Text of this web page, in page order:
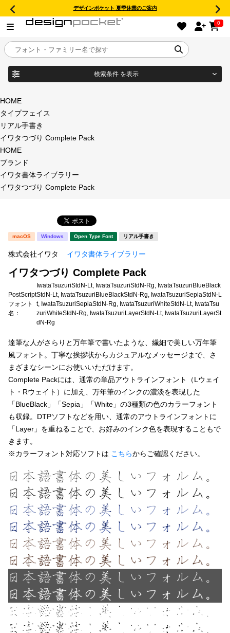
デザインポケット 夏季休業のご案内
0
目的別フォントガイド
特集
年間ライセンス商品
新着一覧
カート
マイページ
お気に入り
ご利用ガイド
よくあるご質問
お問い合わせ
検索条件 を表示
商品名
タイプフェイス
明朝体
角ゴシック
宋朝体 清朝体
教科書体 行書体
草書体
江戸文字 デザイン毛筆
すべてを表示
太さ・ウェイト
セット or 単体
文字種類
価格帯
〜
リセット 検索
HOME
タイプフェイス
リアル手書き
イワタつづり Complete Pack
HOME
ブランド
イワタ書体ライブラリー
イワタつづり Complete Pack
macOS Windows Open Type Font リアル手書き
株式会社イワタ イワタ書体ライブラリー
イワタつづり Complete Pack
PostScript
フォント
名：
IwataTsuzuriStdN-Lt, IwataTsuzuriStdN-Rg, IwataTsuzuriBlueBlack
StdN-Lt, IwataTsuzuriBlueBlackStdN-Rg, IwataTsuzuriSepiaStdN-L
t, IwataTsuzuriSepiaStdN-Rg, IwataTsuzuriWhiteStdN-Lt, IwataTsu
zuriWhiteStdN-Rg, IwataTsuzuriLayerStdN-Lt, IwataTsuzuriLayerSt
dN-Rg
達筆な人がさらりと万年筆で書いたような、繊細で美しい万年筆
風フォント。丁寧な挨拶状からカジュアルなメッセージまで、さ
まざまなシーンにお使いいただけます。
Complete Packには、通常の単品アウトラインフォント（Lウェイ
ト・Rウェイト）に加え、万年筆のインクの濃淡を表現した
「BlueBlack」「Sepia」「White」の3種類の色のカラーフォント
も収録。DTPソフトなどを用い、通常のアウトラインフォントに
「Layer」を重ねることで、お好みのインク色を表現することもで
きます。
※カラーフォント対応ソフトは こちらからご確認ください。